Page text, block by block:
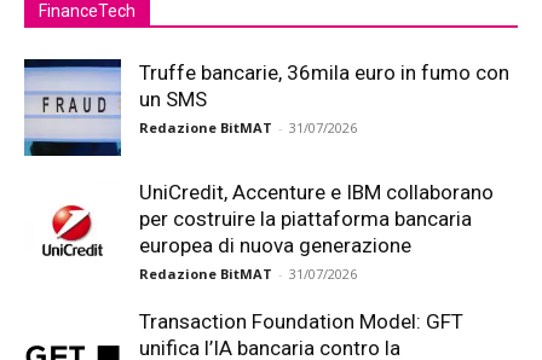
FinanceTech
Truffe bancarie, 36mila euro in fumo con
un SMS
Redazione BitMAT - 31/07/2026
UniCredit, Accenture e IBM collaborano
per costruire la piattaforma bancaria
europea di nuova generazione
Redazione BitMAT - 31/07/2026
Transaction Foundation Model: GFT
unifica l’IA bancaria contro la